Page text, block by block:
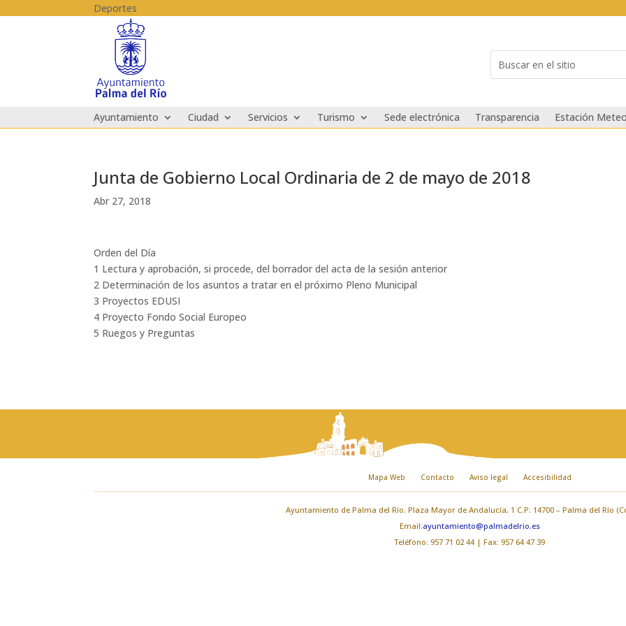
Deportes
for...
Ayuntamiento Ciudad Servicios Turismo Sede electrónica Transparencia Estación
Junta de Gobierno Local Ordinaria de 2 de mayo de 2018
Abr 27, 2018
Orden del Día
1 Lectura y aprobación, si procede, del borrador del acta de la sesión anterior
2 Determinación de los asuntos a tratar en el próximo Pleno Municipal
3 Proyectos EDUSI
4 Proyecto Fondo Social Europeo
5 Ruegos y Preguntas
Mapa Web Contacto Aviso legal Accesibilidad
Ayuntamiento de Palma del Río. Plaza Mayor de Andalucía, 1 C.P: 14700 – Palma del Río
Email:ayuntamiento@palmadelrio.es
Teléfono: 957 71 02 44 | Fax: 957 64 47 39